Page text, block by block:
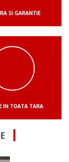
SI GARANTIE
IN TOATA TARA